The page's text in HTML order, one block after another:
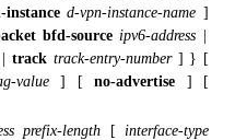
instance d-vpn-instance-name]
bfd-source ipv6-address
track track-entry-number ] } [
value ] [ no-advertise ]
[
prefix-length [
interface-type